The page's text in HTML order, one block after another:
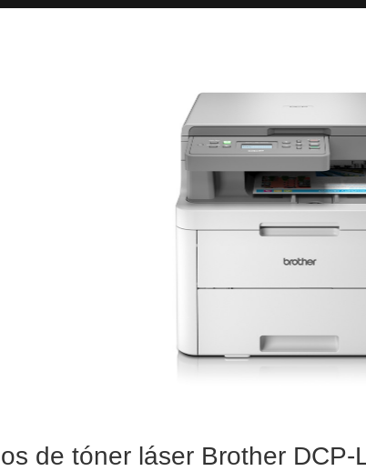
de tóner láser Brother